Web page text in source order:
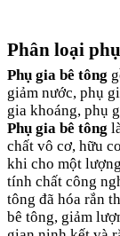
Phân loại
Phụ gia bê tông
giảm nước, phụ
gia khoáng, phụ
Phụ gia bê tông
chất vô cơ, hữu
khi cho một
tính chất công
tông đã hóa rắn
bê tông, giảm